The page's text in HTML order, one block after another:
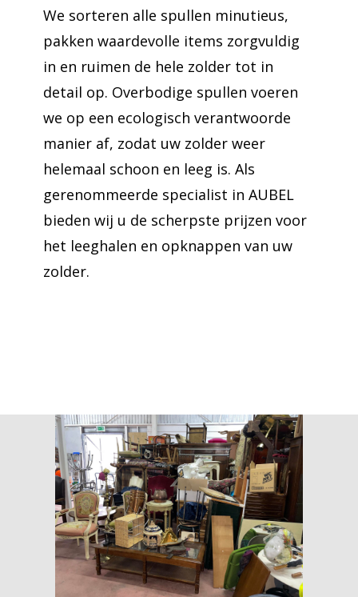
We sorteren alle spullen minutieus,
pakken waardevolle items zorgvuldig
in en ruimen de hele zolder tot in
detail op. Overbodige spullen voeren
we op een ecologisch verantwoorde
manier af, zodat uw zolder weer
helemaal schoon en leeg is. Als
gerenommeerde specialist in AUBEL
bieden wij u de scherpste prijzen voor
het leeghalen en opknappen van uw
zolder.